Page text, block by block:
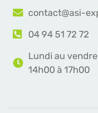
contact@asi-
04 94 51 72 72
Lundi au
14h00 à 17h00